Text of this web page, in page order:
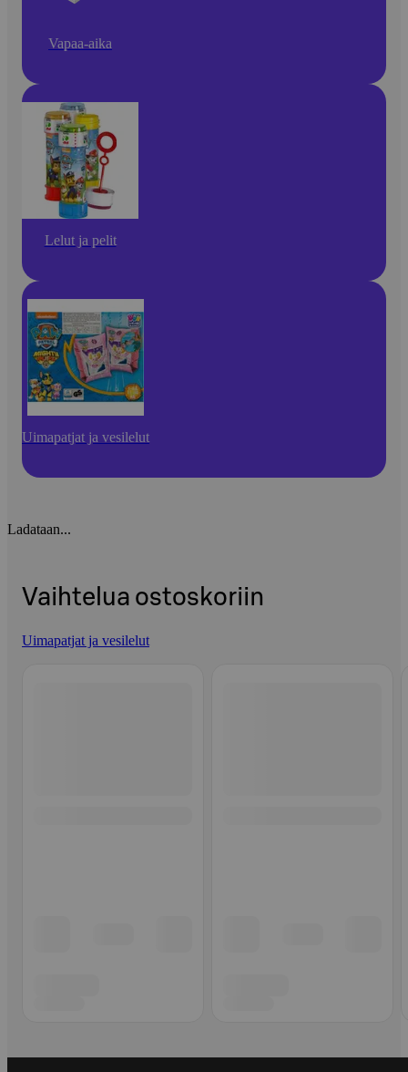
Vapaa-aika
Lelut ja pelit
Uimapatjat ja vesilelut
Ladataan...
Vaihtelua ostoskoriin
Uimapatjat ja vesilelut